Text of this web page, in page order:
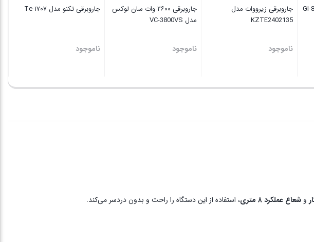
جاروبرقی زیرووات مدل
KZTE2402135
ناموجود
جاروبرقی ۲۶۰۰ وات سان لوکس
مدل VC-3800VS
ناموجود
جاروبرقی تکنو مدل Te‑۱۷۰۷
ناموجود
و شعاع عملکرد ۸ متری ، استفاده از این دستگاه را راحت و بدون دردسر می‌کند.